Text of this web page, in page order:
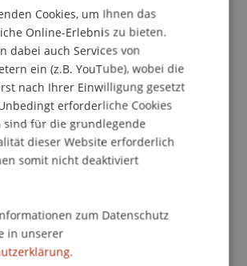
wird laufend überarbeitet
mit dem
Studienbeirat an aktuelle
im HR-Bereich angepasst. Der
zusammen aus Kuno
Leiter des Zentrums für
Management an der ZHAW, Prof.
Professor für
und Leadership an der
Prof. Dr. Wolfgang
des Instituts für
der Wirtschaftsuniversität
Cookies, um Ihnen das
Online-Erlebnis zu bieten.
dabei auch Services von
ein (z.B. YouTube), wobei die
nach Ihrer Einwilligung gesetzt
erforderliche Cookies
sind für die grundlegende
dieser Website erforderlich
somit nicht deaktiviert
zum Datenschutz
in unserer